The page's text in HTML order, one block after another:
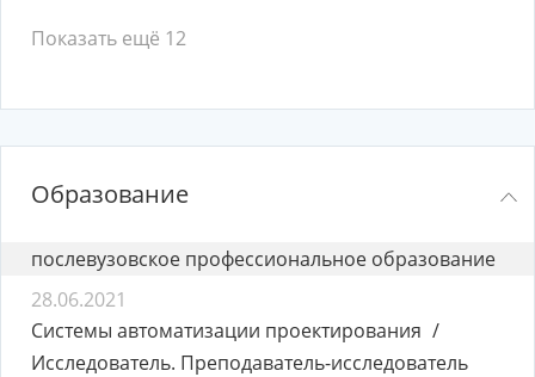
Показать ещё 12
Образование
послевузовское профессиональное образование
28.06.2021
Системы автоматизации проектирования
Исследователь. Преподаватель-исследователь